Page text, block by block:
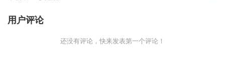
用户评论
还没有评论，快来发表第一个评论！